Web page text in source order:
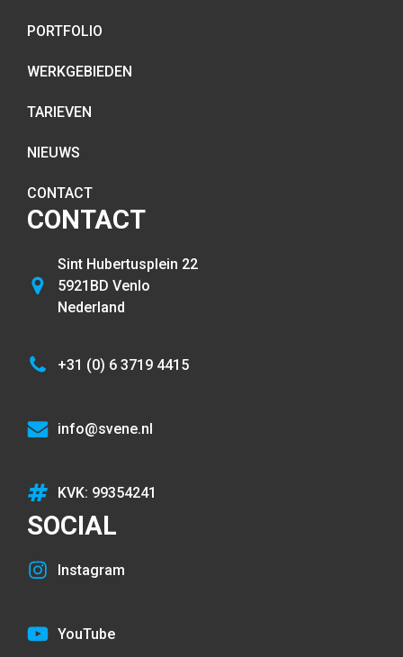
PORTFOLIO
WERKGEBIEDEN
TARIEVEN
NIEUWS
CONTACT
CONTACT
Sint Hubertusplein 22
5921BD Venlo
Nederland
+31 (0) 6 3719 4415
info@svene.nl
KVK: 99354241
SOCIAL
Instagram
YouTube